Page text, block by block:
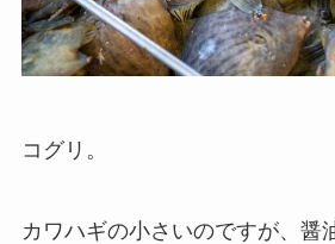
コグリ。
カワハギの小さいのですが、醤